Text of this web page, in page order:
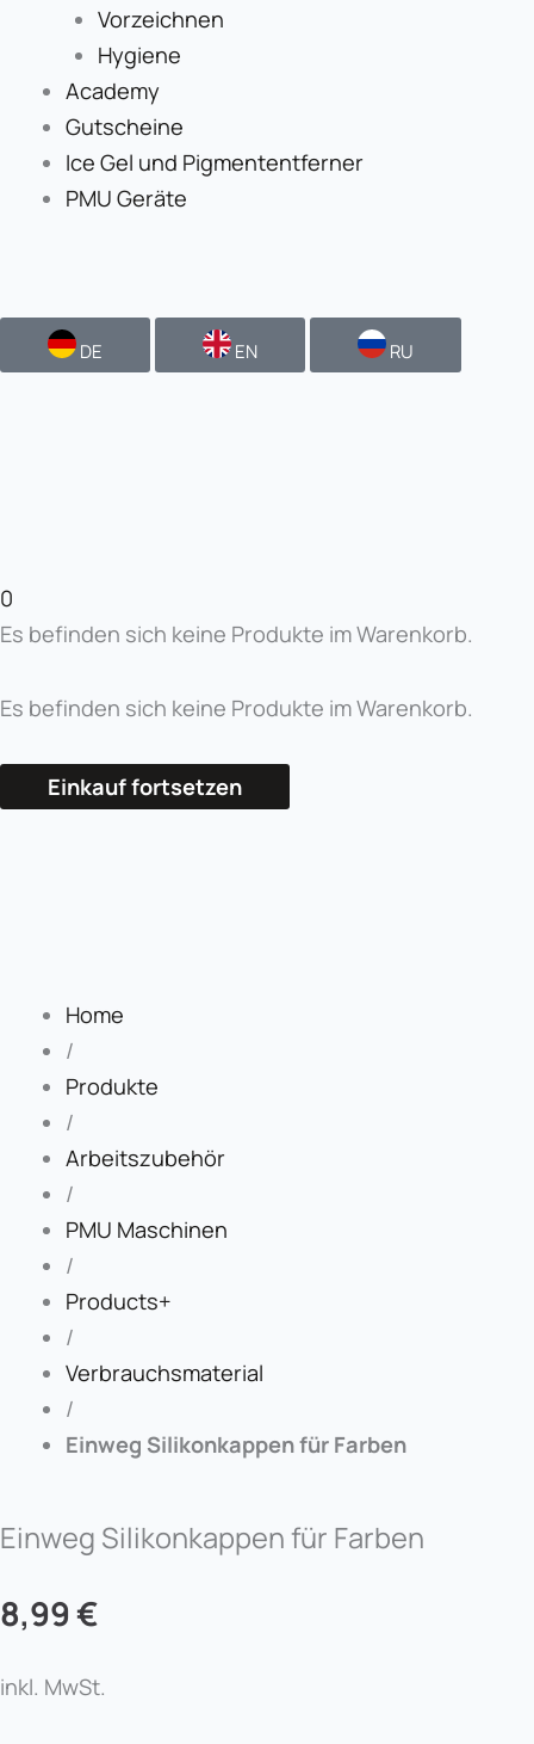
Vorzeichnen
Hygiene
Academy
Gutscheine
Ice Gel und Pigmententferner
PMU Geräte
DE EN RU
0
Es befinden sich keine Produkte im Warenkorb.
Es befinden sich keine Produkte im Warenkorb.
Einkauf fortsetzen
Home
/
Produkte
/
Arbeitszubehör
/
PMU Maschinen
/
Products+
/
Verbrauchsmaterial
/
Einweg Silikonkappen für Farben
Einweg Silikonkappen für Farben
8,99€
inkl. MwSt.